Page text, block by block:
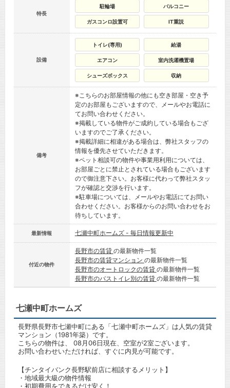
特長
駐輪場 バルコニー
ガスコンロ設置可 IT重説
設備
トイレ(専用) 給湯
エアコン 室内洗濯機置場
シューズボックス 収納
備考
※こちらのお部屋情報の他にも空き部屋・空き予
定のお部屋もございますので、メールやお電話に
てお問い合わせください。
※掲載している物件がご成約している場合もござ
いますのでご了承ください。
※掲載詳細に相違がある場合は、弊社スタッフの
情報を優先させていただきます。
※ペット相談可の物件や事業用利用については、
お部屋ごとに禁止とされている場合もございます
ので御注意下さい。お客様に代わって弊社スタッ
フが確認と交渉を行います。
※駐車場については、メールやお電話にてお問い
合わせください。お客様からのお問い合わせをお
待ちしています。
最新情報 七瀬中町ホームズ - 毎日情報更新中
付近の物件
長野市の賃貸 の最新物件一覧
長野市の賃貸マンション の最新物件一覧
長野市のオートロックの賃貸 の最新物件一覧
長野市のバストイレ別の賃貸 の最新物件一覧
七瀬中町ホームズ
長野県長野市七瀬中町にある「七瀬中町ホームズ」は人気の賃貸
マンション（1981年築）です。
こちらの物件は、 08月06日現在、空室が2室ございます。
お問い合わせいただければ、すぐに内見が可能です。
【チンタイバンク長野駅前店に相談するメリット】
・地域最大級の物件情報
・初期費用をできるだけ安く！